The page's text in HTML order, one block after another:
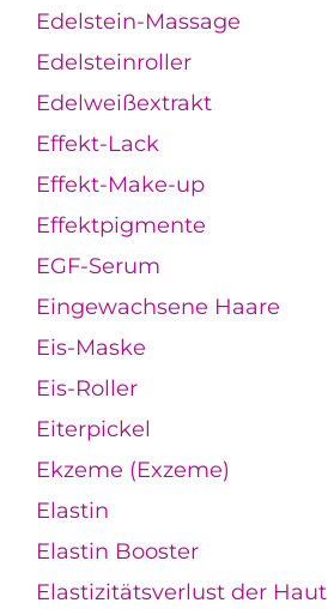
Edelstein-Massage
Edelsteinroller
Edelweißextrakt
Effekt-Lack
Effekt-Make-up
Effektpigmente
EGF-Serum
Eingewachsene Haare
Eis-Maske
Eis-Roller
Eiterpickel
Ekzeme (Exzeme)
Elastin
Elastin Booster
Elastizitätsverlust der Haut